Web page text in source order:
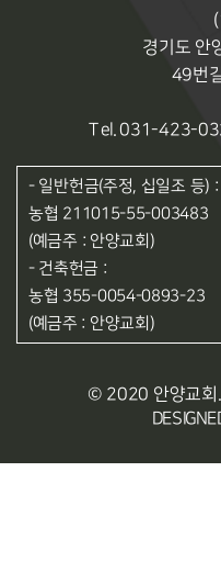
경기도 안
49번
Tel. 031-423-
- 일반헌금(주정, 십일조 등) :
농협 211015-55-003483
(예금주 : 안양교회)
- 건축헌금 :
농협 355-0054-0893-23
(예금주 : 안양교회)
© 2020 안양교회.